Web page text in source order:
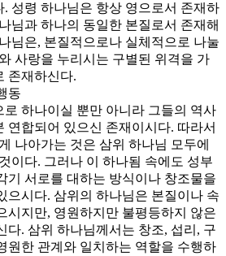
성령 하나님은 항상 영으로서 존재하
님과 하나의 동일한 본질로서 존재해
님은, 본질적으로나 실체적으로 나눌
사랑을 누리시는 구별된 위격을 가
존재하신다.
동
하나이실 뿐만 아니라 그들의 역사
연합되어 있으신 존재이시다. 따라서
나아가는 것은 삼위 하나님 모두에
이다. 그러나 이 하나됨 속에도 성부
기 서로를 대하는 방식이나 창조물을
으시다. 삼위의 하나님은 본질이나 속
시지만, 영원하지만 불평등하지 않은
다. 삼위 하나님께서는 창조, 섭리, 구
원한 관계와 일치하는 역할을 수행하